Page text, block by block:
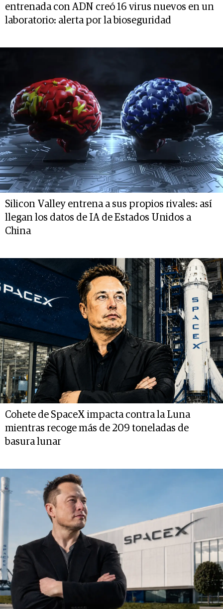
entrenada con ADN creó 16 virus nuevos en un
laboratorio: alerta por la bioseguridad
Silicon Valley entrena a sus propios rivales: así
llegan los datos de IA de Estados Unidos a
China
Cohete de SpaceX impacta contra la Luna
mientras recoge más de 209 toneladas de
basura lunar